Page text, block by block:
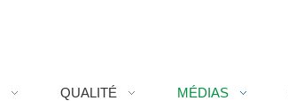
QUALITÉ MÉDIAS